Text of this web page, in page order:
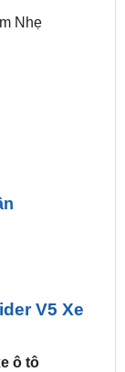
Nhẹ
V5 Xe
ô tô